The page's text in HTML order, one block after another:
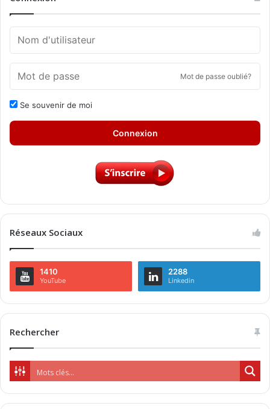
Mot de passe oublié?
Se souvenir de moi
Connexion
Réseaux Sociaux
1410
YouTube
2288
Linkedin
Rechercher